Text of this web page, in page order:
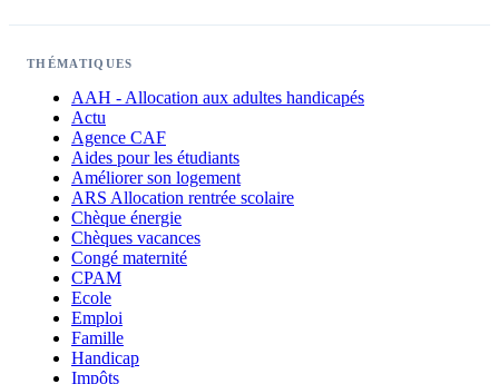
THÉMATIQUES
AAH - Allocation aux adultes handicapés
Actu
Agence CAF
Aides pour les étudiants
Améliorer son logement
ARS Allocation rentrée scolaire
Chèque énergie
Chèques vacances
Congé maternité
CPAM
Ecole
Emploi
Famille
Handicap
Impôts